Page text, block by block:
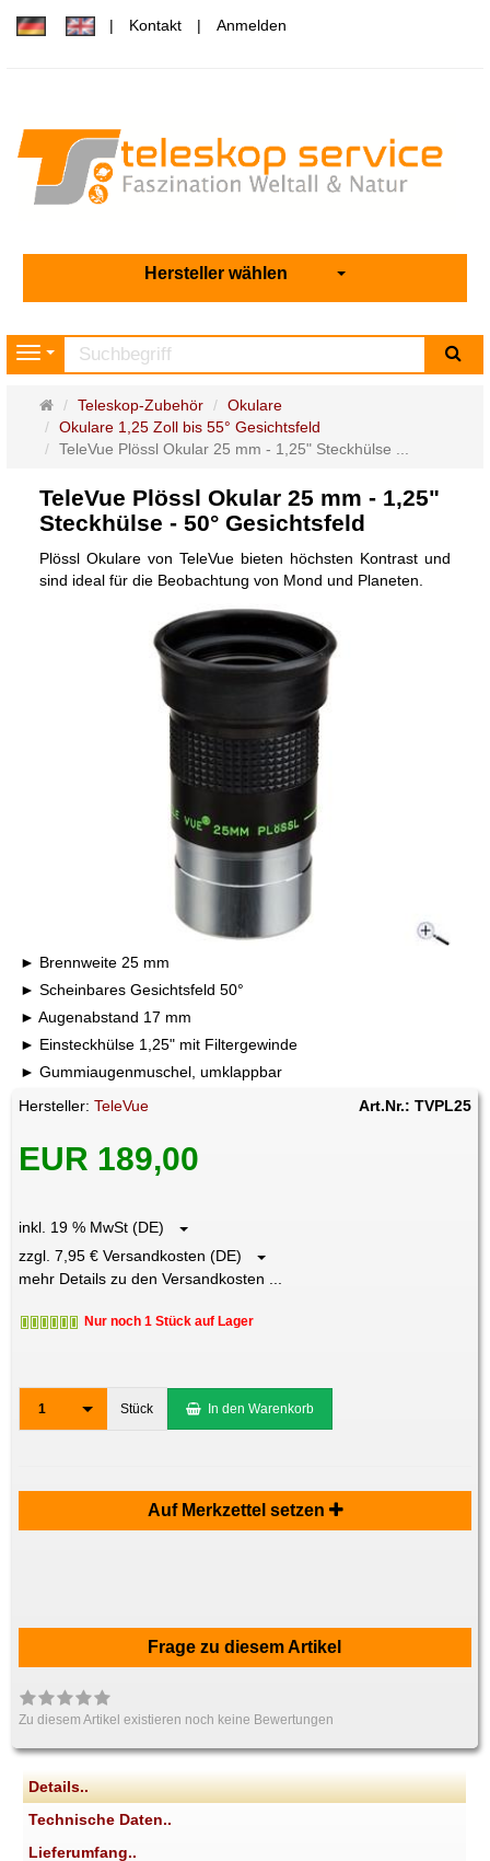
Kontakt Anmelden
Hersteller wählen
Navigation
Startseite
Teleskop-Zubehör
Okulare
Okulare 1,25 Zoll bis 55° Gesichtsfeld
TeleVue Plössl Okular 25 mm - 1,25" Steckhülse ...
TeleVue Plössl Okular 25 mm - 1,25"
Steckhülse - 50° Gesichtsfeld
Plössl Okulare von TeleVue bieten höchsten Kontrast und
sind ideal für die Beobachtung von Mond und Planeten.
Brennweite 25 mm
Scheinbares Gesichtsfeld 50°
Augenabstand 17 mm
Einsteckhülse 1,25" mit Filtergewinde
Gummiaugenmuschel, umklappbar
Hersteller:TeleVue Art.Nr.: TVPL25
EUR 189,00
inkl. 19 % MwSt (DE)
zzgl. 7,95 € Versandkosten (DE)
mehr Details zu den Versandkosten ...
Nur noch 1 Stück auf Lager
1 Stück In den Warenkorb
Auf Merkzettel setzen
Frage zu diesem Artikel
Zu diesem Artikel existieren noch keine Bewertungen
Details..
Technische Daten..
Lieferumfang..